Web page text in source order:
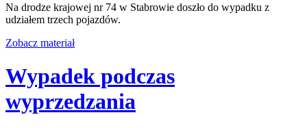
Na drodze krajowej nr 74 w Stabrowie doszło do wypadku z
udziałem trzech pojazdów.
Zobacz materiał
Wypadek podczas
wyprzedzania